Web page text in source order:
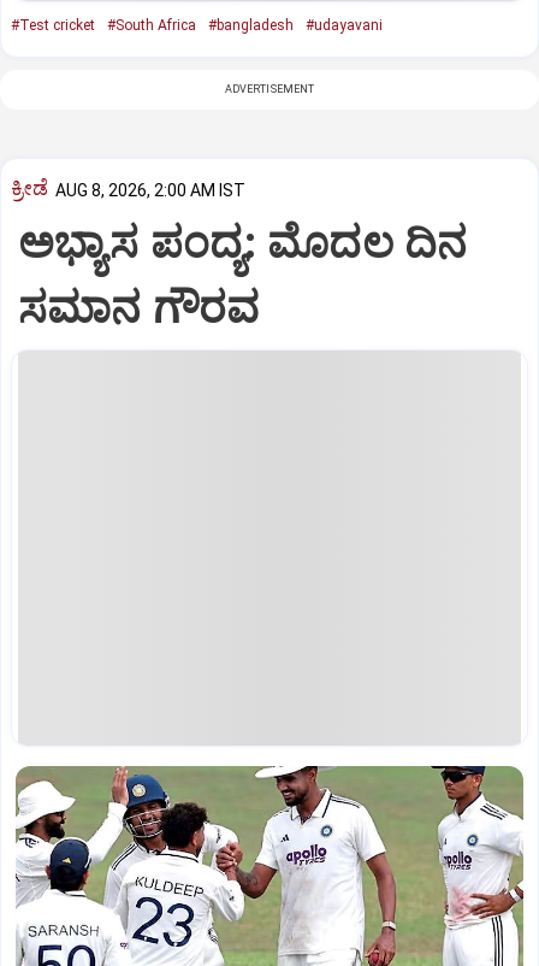
#Test cricket #South Africa #bangladesh #udayavani
ADVERTISEMENT
ಕ್ರೀಡೆ AUG 8, 2026, 2:00 AM IST
ಅಭ್ಯಾಸ ಪಂದ್ಯ: ಮೊದಲ ದಿನ
ಸಮಾನ ಗೌರವ